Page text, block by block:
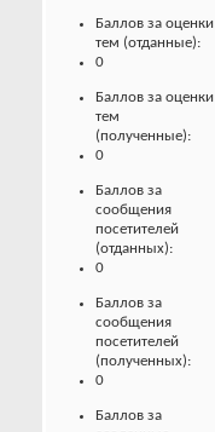
Баллов за оценки
тем (отданные):
0
Баллов за оценки
тем
(полученные):
0
Баллов за
сообщения
посетителей
(отданных):
0
Баллов за
сообщения
посетителей
(полученных):
0
Баллов за